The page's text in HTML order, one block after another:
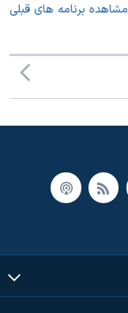
مشاهده برنامه های قبلی